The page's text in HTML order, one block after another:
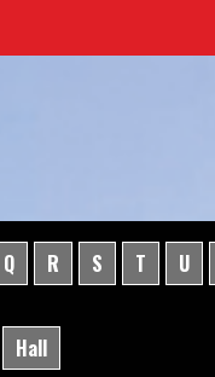
Q R S T U
Hall